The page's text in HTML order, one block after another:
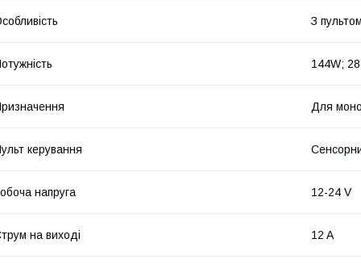
З пультом
144W;
Для
керування
напруга 12-24 V
на виході 12 A